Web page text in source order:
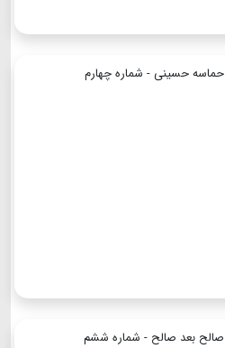
حماسه حسینی - شماره چهارم
صالح بعد صالح - شماره ششم